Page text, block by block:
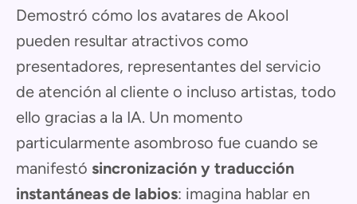
Demostró cómo los avatares de Akool
pueden resultar atractivos como
presentadores, representantes del servicio
de atención al cliente o incluso artistas, todo
ello gracias a la IA. Un momento
particularmente asombroso fue cuando se
manifestó sincronización y traducción
instantáneas de labios: imagina hablar en